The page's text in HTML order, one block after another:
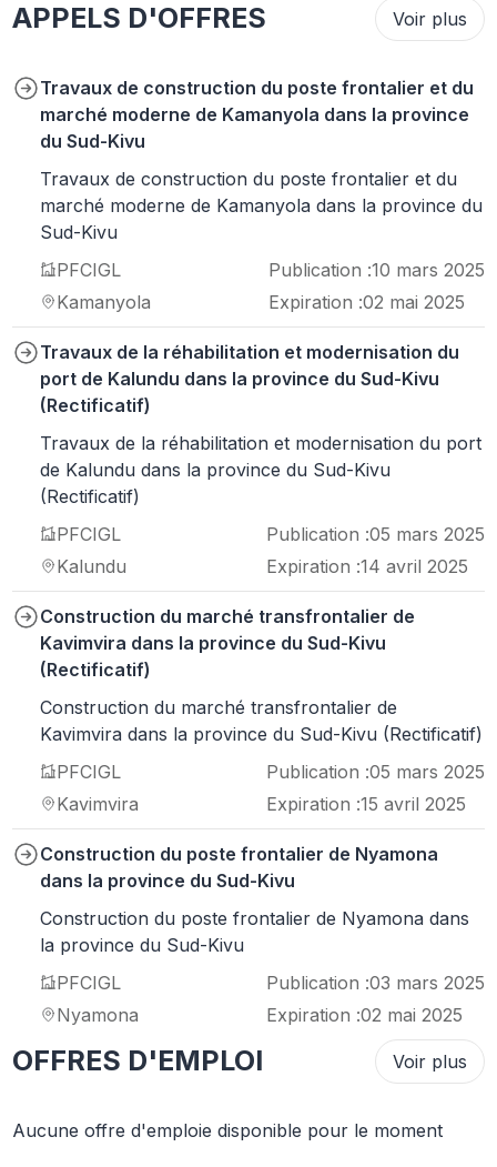
APPELS D'OFFRES Voir plus
Travaux de construction du poste frontalier et du
marché moderne de Kamanyola dans la province
du Sud-Kivu
Travaux de construction du poste frontalier et du
marché moderne de Kamanyola dans la province du
Sud-Kivu
PFCIGL
Kamanyola
Publication :10 mars 2025
Expiration :02 mai 2025
Travaux de la réhabilitation et modernisation du
port de Kalundu dans la province du Sud-Kivu
(Rectificatif)
Travaux de la réhabilitation et modernisation du port
de Kalundu dans la province du Sud-Kivu
(Rectificatif)
PFCIGL
Kalundu
Publication :05 mars 2025
Expiration :14 avril 2025
Construction du marché transfrontalier de
Kavimvira dans la province du Sud-Kivu
(Rectificatif)
Construction du marché transfrontalier de
Kavimvira dans la province du Sud-Kivu (Rectificatif)
PFCIGL
Kavimvira
Publication :05 mars 2025
Expiration :15 avril 2025
Construction du poste frontalier de Nyamona
dans la province du Sud-Kivu
Construction du poste frontalier de Nyamona dans
la province du Sud-Kivu
PFCIGL
Nyamona
Publication :03 mars 2025
Expiration :02 mai 2025
OFFRES D'EMPLOI Voir plus
Aucune offre d'emploie disponible pour le moment